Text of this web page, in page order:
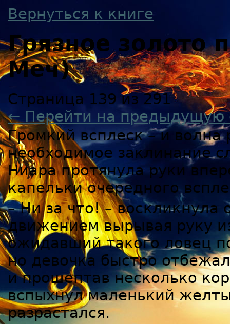
Вернуться к книге
Грязное
Меч)
Страница 139 из 291
← Перейти на предыдущую
Громкий всплеск – и волна
необходимое заклинание
Ниара протянула руки
капельки очередного
– Ни за что! –
движением вырывая руку
ожидавший такого ловец
но девочка быстро
и прошептав несколько
вспыхнул маленький
разрастался.